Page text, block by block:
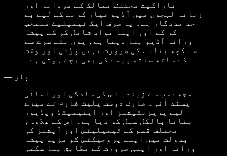
ناراکیت مختلف ممالک کے مردانہ اور
زنانہ لہجوں میں آڈیو تیار کرنے کے لیے بے
حد مددگار ہے۔ یہ صرف ایک ٹیمپلیٹ منتخب
کر کے اور اپنا مواد شامل کر کے پیشہ
ورانہ آڈیو بنا دیتا ہے، یوں نئے سرے سے
سب کچھ بنانے کی ضرورت نہیں پڑتی اور وقت
کے ساتھ ساتھ پیسے کی بھی بچت ہوتی ہے۔
— پلر
مجھے سب سے زیادہ اس کی سادگی اور آسانی
پسند آئی۔ صارف دوست پلیٹ فارم نے میرے
لیے پریزنٹیشنز اور اینیمیٹڈ ویڈیوز
بنانا بالکل سہل کر دیا ہے۔ اس کے علاوہ،
مختلف قسم کے ٹیمپلیٹس اور آپشنز کی
بدولت میں اپنے پروجیکٹس کو مزید پیشہ
ورانہ اور اپنی ضرورت کے مطابق بنا سکتی